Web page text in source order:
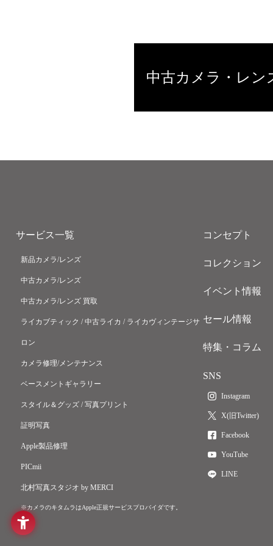
中古カメラ・レン
サービス一覧
新品カメラ/レンズ
中古カメラ/レンズ
中古カメラ/レンズ 買取
ライカブティック / 中古ライカ / ライカヴィンテージサ
ロン
カメラ修理/メンテナンス
ベースメントギャラリー
スタイル＆グッズ / 写真プリント
証明写真
Apple製品修理
PICmii
北村写真スタジオ by MERCI
※カメラのキタムラはApple正規サービスプロバイダです。
コンセプト
コレクション
イベント情報
セール情報
特集・コラム
SNS
Instagram
X(旧Twitter)
Facebook
YouTube
LINE